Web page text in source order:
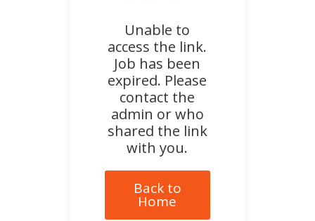
Unable to
access the link.
Job has been
expired. Please
contact the
admin or who
shared the link
with you.
Back to
Home